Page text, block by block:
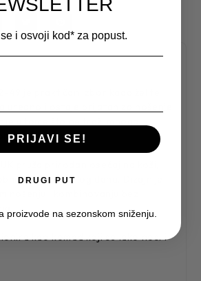
tokom celog dana. Dizajn je
kao komad koji se lako nosi i
i osvoji kod* za popust.
PRIJAVI SE!
DRUGI PUT
proizvode na sezonskom sniženju.